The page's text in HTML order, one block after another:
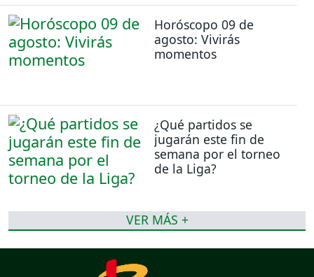
Horóscopo 09 de
agosto: Vivirás
momentos
¿Qué partidos se
jugarán este fin de
semana por el torneo
de la Liga?
VER MÁS +